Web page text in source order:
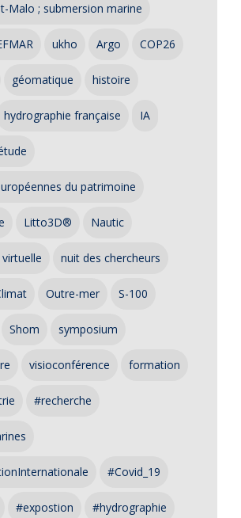
Malo ; submersion marine
ukho Argo COP26
géomatique histoire
hydrographie française IA
du patrimoine
Litto3D® Nautic
nuit des chercheurs
Outre-mer S-100
Shom symposium
visioconférence formation
#recherche
#Covid_19
#expostion #hydrographie